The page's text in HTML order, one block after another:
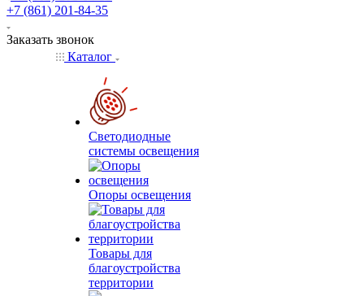
+7 (861) 201-84-35
Заказать звонок
Каталог
Светодиодные
системы освещения
Опоры освещения
Товары для
благоустройства
территории